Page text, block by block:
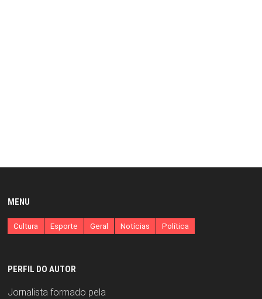
MENU
Cultura Esporte Geral Notícias Política
PERFIL DO AUTOR
Jornalista formado pela